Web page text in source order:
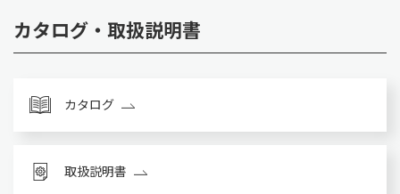
カタログ・取扱説明書
カタログ
取扱説明書